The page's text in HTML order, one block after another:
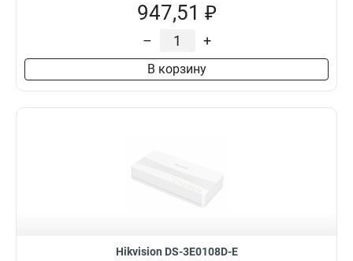
947,51 ₽
– +
В корзину
Hikvision DS-3E0108D-E